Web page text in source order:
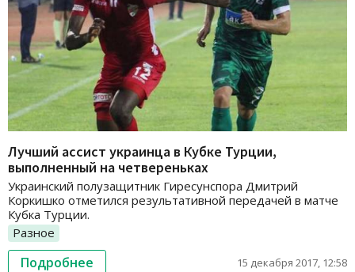
Лучший ассист украинца в Кубке Турции,
выполненный на четвереньках
Украинский полузащитник Гиресунспора Дмитрий
Коркишко отметился результативной передачей в матче
Кубка Турции.
Разное
Подробнее 15 декабря 2017, 12:58